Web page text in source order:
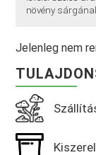
növény
Jelenleg nem